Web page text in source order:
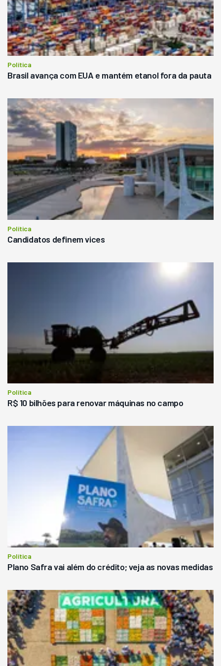
Política
Brasil avança com EUA e mantém etanol fora da pauta
Política
Candidatos definem vices
Política
R$ 10 bilhões para renovar máquinas no campo
Política
Plano Safra vai além do crédito; veja as novas medidas